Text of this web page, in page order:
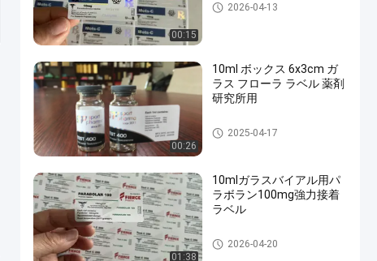
00:15
ガラス ガラスびんのラベル
2026-04-13
00:26
10ml ボックス 6x3cm ガ
ラス フローラ ラベル 薬剤
研究所用
ガラス ガラスびんのラベル
2025-04-17
01:38
10mlガラスバイアル用パ
ラボラン100mg強力接着
ラベル
ガラス ガラスびんのラベル
2026-04-20